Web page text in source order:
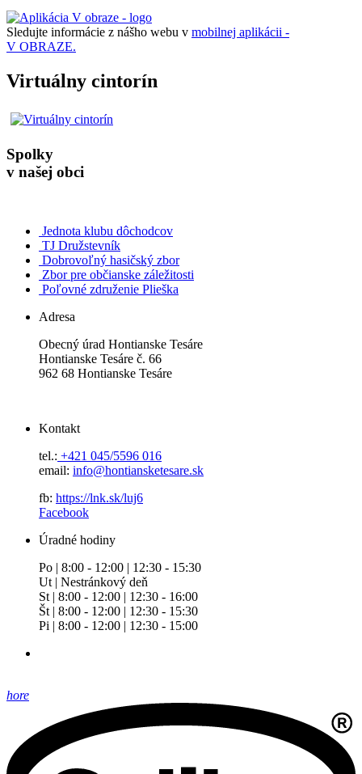
Sledujte informácie z nášho webu v mobilnej aplikácii -
V OBRAZE.
Virtuálny cintorín
Spolky
v našej obci
Jednota klubu dôchodcov
TJ Družstevník
Dobrovoľný hasičský zbor
Zbor pre občianske záležitosti
Poľovné združenie Plieška
Adresa
Obecný úrad Hontianske Tesáre
Hontianske Tesáre č. 66
962 68 Hontianske Tesáre
Kontakt
tel.: +421 045/5596 016
email: info@hontiansketesare.sk
fb: https://lnk.sk/luj6
Facebook
Úradné hodiny
Po | 8:00 - 12:00 | 12:30 - 15:30
Ut | Nestránkový deň
St | 8:00 - 12:00 | 12:30 - 16:00
Št | 8:00 - 12:00 | 12:30 - 15:30
Pi | 8:00 - 12:00 | 12:30 - 15:00
hore